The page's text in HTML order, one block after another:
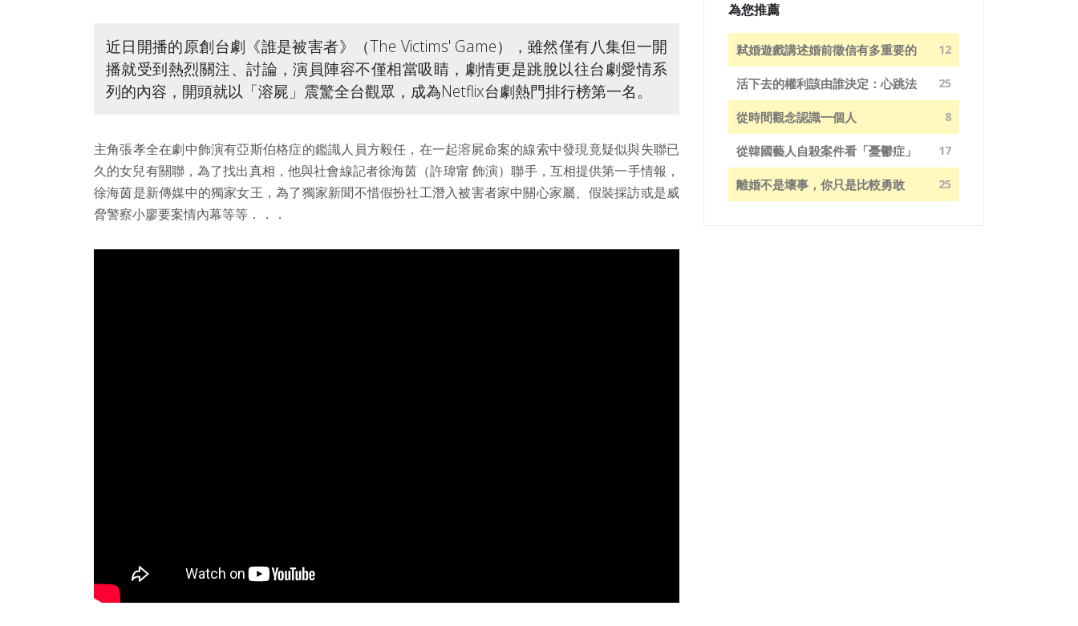
近日開播的原創台劇《誰是被害者》（The Victims' Game），雖然僅有八集但一開
播就受到熱烈關注、討論，演員陣容不僅相當吸睛，劇情更是跳脫以往台劇愛情系
列的內容，開頭就以「溶屍」震驚全台觀眾，成為Netflix台劇熱門排行榜第一名。
主角張孝全在劇中飾演有亞斯伯格症的鑑識人員方毅任，在一起溶屍命案的線索中發現竟疑似與失聯已
久的女兒有關聯，為了找出真相，他與社會線記者徐海茵（許瑋甯 飾演）聯手，互相提供第一手情報，
徐海茵是新傳媒中的獨家女王，為了獨家新聞不惜假扮社工潛入被害者家中關心家屬、假裝採訪或是威
脅警察小廖要案情內幕等等．．．
為您推薦
弒婚遊戲講述婚前徵信有多重要的 12
活下去的權利該由誰決定：心跳法 25
從時間觀念認識一個人 8
從韓國藝人自殺案件看「憂鬱症」 17
離婚不是壞事，你只是比較勇敢 25